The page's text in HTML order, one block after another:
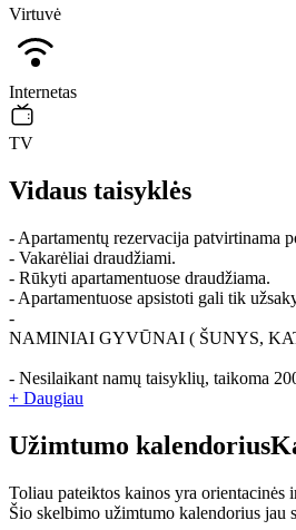
Virtuvė
Internetas
TV
Vidaus taisyklės
- Apartamentų rezervacija patvirtinama
- Vakarėliai draudžiami.
- Rūkyti apartamentuose draudžiama.
- Apartamentuose apsistoti gali tik
-
NAMINIAI GYVŪNAI ( ŠUNYS,
- Nesilaikant namų taisyklių, taikoma
+ Daugiau
Užimtumo kalendorius
Toliau pateiktos kainos yra
Šio skelbimo užimtumo kalendorius jau